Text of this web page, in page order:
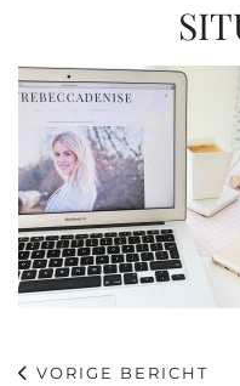
VORIGE BERICHT